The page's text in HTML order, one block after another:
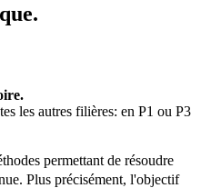
les autres filières: en P1 ou P3
permettant de résoudre
Plus précisément, l'objectif